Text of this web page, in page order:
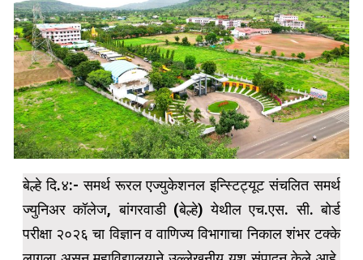
बेल्हे दि.४:- समर्थ रूरल एज्युकेशनल इन्स्टिट्यूट संचलित समर्थ
ज्युनिअर कॉलेज, बांगरवाडी (बेल्हे) येथील एच.एस. सी. बोर्ड
परीक्षा २०२६ चा विज्ञान व वाणिज्य विभागाचा निकाल शंभर टक्के